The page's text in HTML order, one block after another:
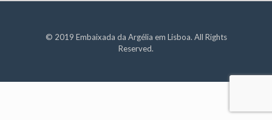
© 2019 Embaixada da Argélia em Lisboa. All Rights
Reserved.